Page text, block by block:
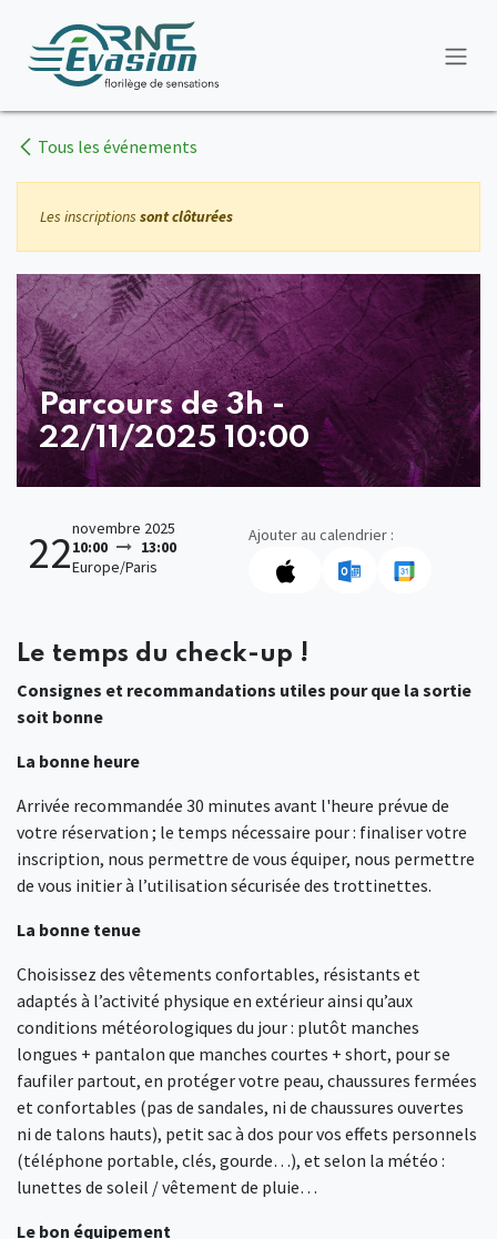
Tous les événements
Les inscriptions sont clôturées
Parcours de 3h -
22/11/2025 10:00
22novembre 2025
10:00
13:00
Europe/Paris
Ajouter au calendrier :
Le temps du check-up !
Consignes et recommandations utiles pour que la sortie
soit bonne
La bonne heure
Arrivée recommandée 30 minutes avant l'heure prévue de
votre réservation ; le temps nécessaire pour : finaliser votre
inscription, nous permettre de vous équiper, nous permettre
de vous initier à l’utilisation sécurisée des trottinettes.
La bonne tenue
Choisissez des vêtements confortables, résistants et
adaptés à l’activité physique en extérieur ainsi qu’aux
conditions météorologiques du jour : plutôt manches
longues + pantalon que manches courtes + short, pour se
faufiler partout, en protéger votre peau, chaussures fermées
et confortables (pas de sandales, ni de chaussures ouvertes
ni de talons hauts), petit sac à dos pour vos effets personnels
(téléphone portable, clés, gourde…), et selon la météo :
lunettes de soleil / vêtement de pluie…
Le bon équipement